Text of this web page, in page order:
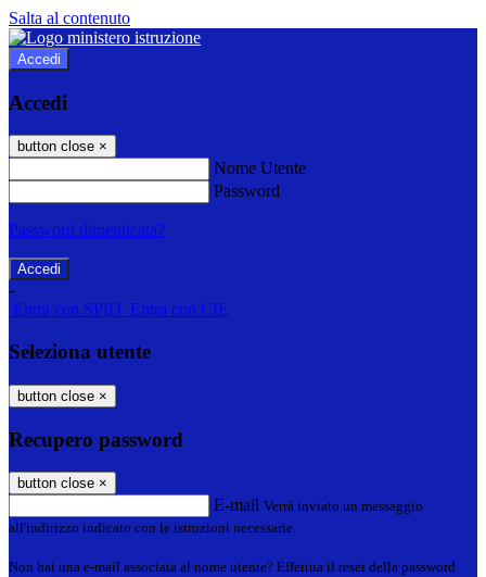
Salta al contenuto
Accedi
Accedi
button close ×
Nome Utente
Password
Password dimenticata?
-
Entra con SPID Entra con CIE
Seleziona utente
button close ×
Recupero password
button close ×
E-mail Verrà inviato un messaggio
all'indirizzo indicato con le istruzioni necessarie.
Non hai una e-mail associata al nome utente? Effettua il reset della password